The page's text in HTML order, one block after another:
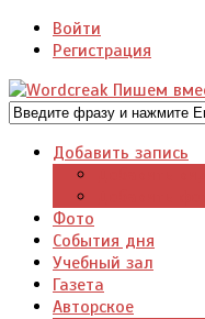
Войти
Регистрация
Добавить запись
Фото
События дня
Учебный зал
Газета
Авторское